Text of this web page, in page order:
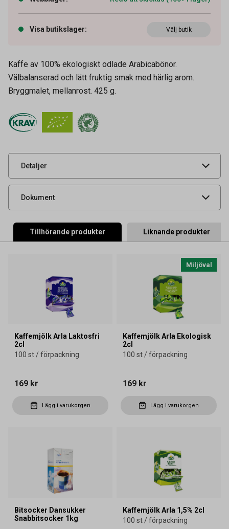
Visa butikslager: Välj butik
Kaffe av 100% ekologiskt odlade Arabicabönor.
Välbalanserad och lätt fruktig smak med härlig arom.
Bryggmalet, mellanrost. 425 g.
Detaljer
Artikelnummer 60100066
Vikt
Leverantörens
artikelnummer
Typ Bryggmalet vac
Dokument
Livsmedelsdatablad
Tillhörande produkter Liknande produkter
Kaffemjölk Arla Laktosfri
2cl
100 st / förpackning
169 kr
Lägg i varukorgen
Miljöval
Kaffemjölk Arla Ekologisk
2cl
100 st / förpackning
169 kr
Lägg i varukorgen
Bitsocker Dansukker
Snabbitsocker 1kg
Kaffemjölk Arla 1,5% 2cl
100 st / förpackning